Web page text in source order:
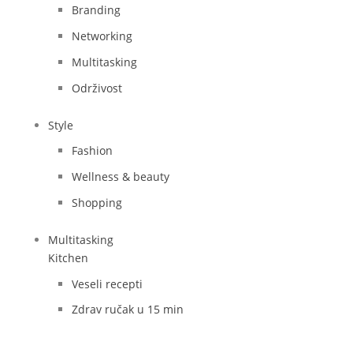
Branding
Networking
Multitasking
Održivost
Style
Fashion
Wellness & beauty
Shopping
Multitasking
Kitchen
Veseli recepti
Zdrav ručak u 15 min